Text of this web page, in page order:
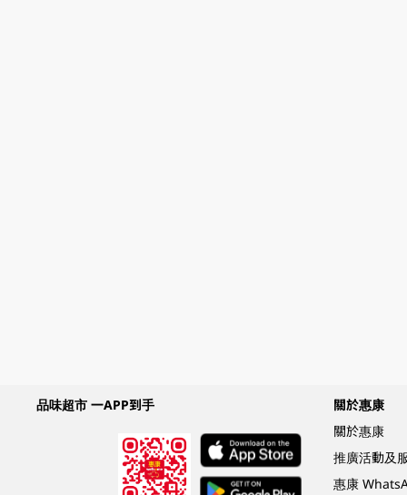
品味超市 一APP到手
關於惠康
關於惠康
推廣活動及
惠康